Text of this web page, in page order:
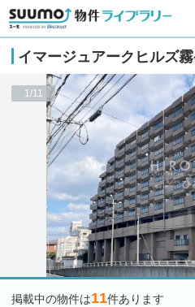
イマージュアークヒルズ
1/11
掲載中の物件は11件あります